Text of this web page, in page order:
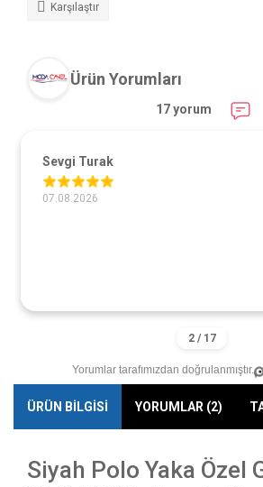
Karşılaştır
Ürün Yorumları
17 yorum
Sevgi Turak
07.08.2026
Yorumlar tarafımızdan doğrulanmıştır.
ÜRÜN BİLGİSİ YORUMLAR (2)
Siyah Polo Yaka Özel